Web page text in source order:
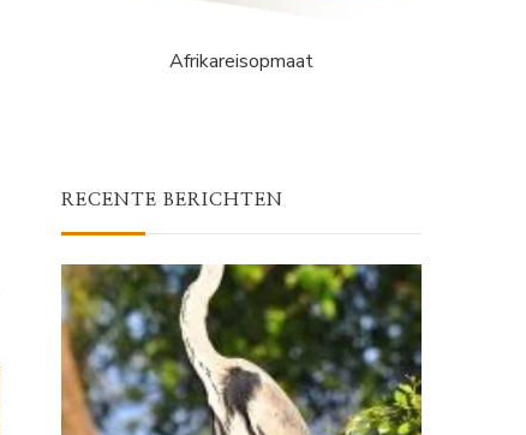
Afrikareisopmaat
RECENTE BERICHTEN